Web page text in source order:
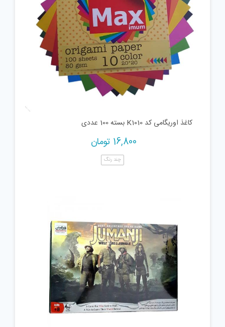
کاغذ اوریگامی کد K1010 بسته 100 عددی
16,800 تومان
چند رنگ